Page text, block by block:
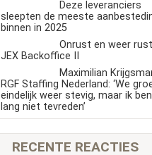
Deze leveranciers
sleepten de meeste
binnen in 2025
Onrust en weer
JEX Backoffice II
Maximilian
RGF Staffing Nederland: ‘We
eindelijk weer stevig, maar ik
lang niet tevreden’
RECENTE REACTIES